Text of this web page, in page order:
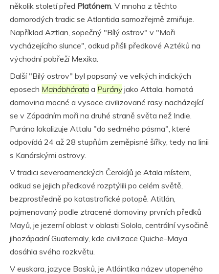
několik století před Platónem . V mnoha z těchto
domorodých tradic se Atlantida samozřejmě zmiňuje.
Například Aztlan, sopečný "Bílý ostrov" v "Moři
vycházejícího slunce", odkud přišli předkové Aztéků na
východní pobřeží Mexika.
Další "Bílý ostrov" byl popsaný ve velkých indických
eposech Mahábhárata a Purányjako Attala, hornatá
domovina mocné a vysoce civilizované rasy nacházející
se v Západním moři na druhé straně světa než Indie.
Purána lokalizuje Attalu "do sedmého pásma", které
odpovídá 24 až 28 stupňům zeměpisné šířky, tedy na linii
s Kanárskými ostrovy.
V tradici severoamerických Čerokíjů je Atala místem,
odkud se jejich předkové rozptýlili po celém světě,
bezprostředně po katastrofické potopě. Atitlán,
pojmenovaný podle ztracené domoviny prvních předků
Mayů, je jezerní oblast v oblasti Solola, centrální vysočině
jihozápadní Guatemaly, kde civilizace Quiche-Maya
dosáhla svého rozkvětu.
V euskara, jazyce Basků, je Atláintika název utopeného